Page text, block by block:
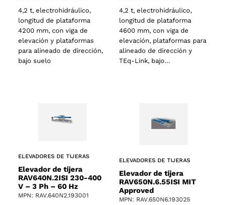
4,2 t, electrohidráulico,
longitud de plataforma
4200 mm, con viga de
elevación y plataformas
para alineado de dirección,
bajo suelo
4,2 t, electrohidráulico,
longitud de plataforma
4600 mm, con viga de
elevación, plataformas para
alineado de dirección y
TEq-Link, bajo…
ELEVADORES DE TIJERAS
Elevador de tijera
RAV640N.2ISI 230-400
V – 3 Ph – 60 Hz
MPN: RAV.640N2.193001
ELEVADORES DE TIJERAS
Elevador de tijera
RAV650N.6.55ISI MIT
Approved
MPN: RAV.650N6.193025